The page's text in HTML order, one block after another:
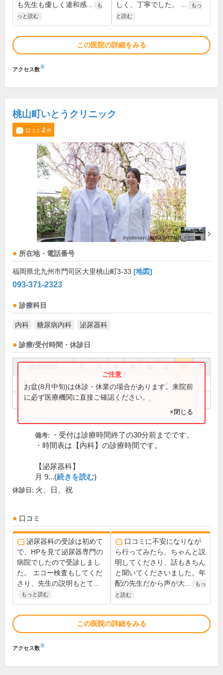
も先生も優しく違和感...
も
っと読む
しく、丁寧でした。 ...
もっ
と読む
この医院の詳細をみる
アクセス数※
桃山町いとうクリニック
口コミ 2件
所在地・電話番号
福岡県北九州市門司区大里桃山町3-33 [地図]
093-371-2323
診療科目
内科 糖尿病内科 泌尿器科
診療/受付時間・休診日
祝
9:00～13:00
9:00～16:00 ● ● ●
お盆(8月中旬)は休診・休業の場合があります。来院前
に必ず医療機関に直接ご確認ください。
×閉じる
備考:
・受付は診療時間終了の30分前までです。
・時間表は【内科】の診療時間です。
【泌尿器科】
月 9...(続きを読む)
休診日: 火、日、祝
口コミ
泌尿器科の受診は初めて
で、HPを見て泌尿器専門の
病院でしたので受診しまし
た。 エコー検査もしてくだ
さり、先生の説明もとて...
もっと読む
口コミに不安になりなが
ら行ってみたら、ちゃんと説
明してくださり、話もきちん
と聞いてくださいました。年
配の先生だから声が大...
もっ
と読む
この医院の詳細をみる
アクセス数※